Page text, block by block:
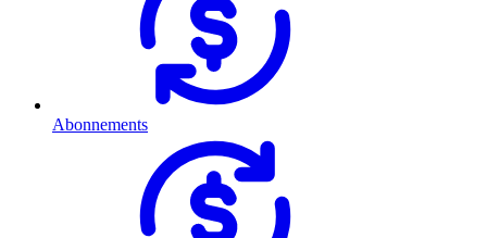
Abonnements